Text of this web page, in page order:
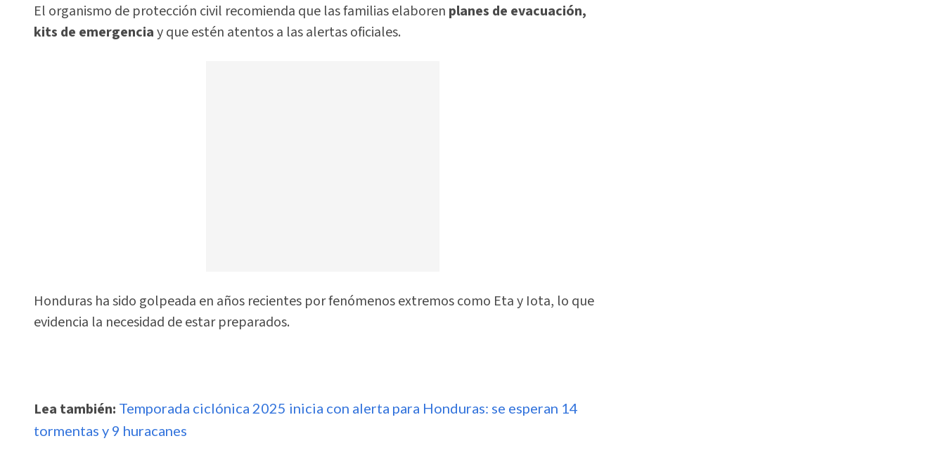
El organismo de protección civil recomienda que las familias elaboren planes de evacuación,
kits de emergenciay que estén atentos a las alertas oficiales.
Honduras ha sido golpeada en años recientes por fenómenos extremos como Eta y Iota, lo que
evidencia la necesidad de estar preparados.
Lea también: Temporada ciclónica 2025 inicia con alerta para Honduras: se esperan 14
tormentas y 9 huracanes